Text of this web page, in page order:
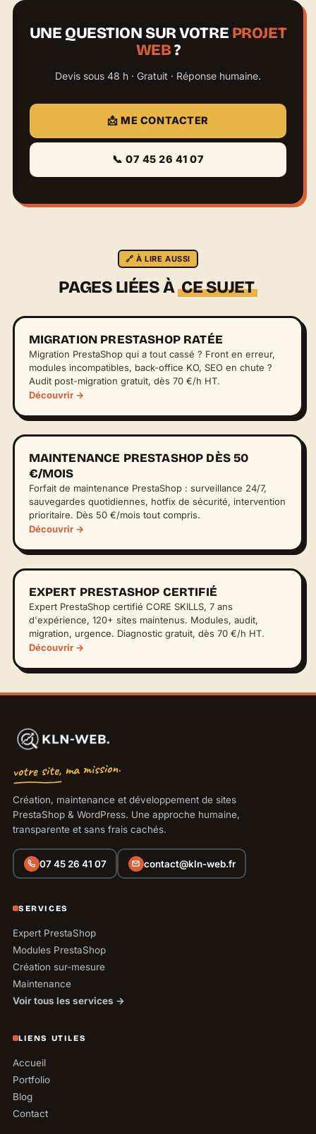
UNE QUESTION SUR VOTRE PROJET
WEB?
Devis sous 48 h · Gratuit · Réponse humaine.
📩 ME CONTACTER
📞 07 45 26 41 07
🔗 À LIRE AUSSI
PAGES LIÉES ÀCE SUJET
MIGRATION PRESTASHOP RATÉE
Migration PrestaShop qui a tout cassé ? Front en erreur,
modules incompatibles, back-office KO, SEO en chute ?
Audit post-migration gratuit, dès 70 €/h HT.
Découvrir →
MAINTENANCE PRESTASHOP DÈS 50
€/MOIS
Forfait de maintenance PrestaShop : surveillance 24/7,
sauvegardes quotidiennes, hotfix de sécurité, intervention
prioritaire. Dès 50 €/mois tout compris.
Découvrir →
EXPERT PRESTASHOP CERTIFIÉ
Expert PrestaShop certifié CORE SKILLS, 7 ans
d'expérience, 120+ sites maintenus. Modules, audit,
migration, urgence. Diagnostic gratuit, dès 70 €/h HT.
Découvrir →
votre site, ma mission.
Création, maintenance et développement de sites
PrestaShop & WordPress. Une approche humaine,
transparente et sans frais cachés.
07 45 26 41 07 contact@kln-web.fr
SERVICES
Expert PrestaShop
Modules PrestaShop
Création sur-mesure
Maintenance
Voir tous les services →
LIENS UTILES
Accueil
Portfolio
Blog
Contact